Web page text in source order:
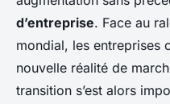
d’entreprise. Face au
mondial, les entreprises
nouvelle réalité de
transition s’est alors